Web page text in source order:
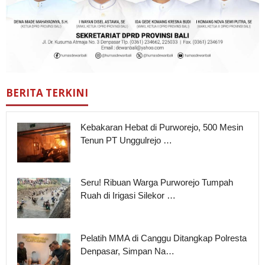
BERITA TERKINI
Kebakaran Hebat di Purworejo, 500 Mesin
Tenun PT Unggulrejo …
Seru! Ribuan Warga Purworejo Tumpah
Ruah di Irigasi Silekor …
Pelatih MMA di Canggu Ditangkap Polresta
Denpasar, Simpan Na…